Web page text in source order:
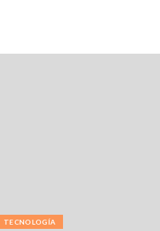
TECNOLOGÍA